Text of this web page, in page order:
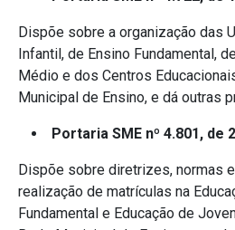
Dispõe sobre a organização das
Infantil, de Ensino Fundamental,
Médio e dos Centros
Municipal de Ensino, e dá outras
Portaria SME nº 4.801, de
Dispõe sobre diretrizes, normas
realização de matrículas na
Fundamental e Educação de